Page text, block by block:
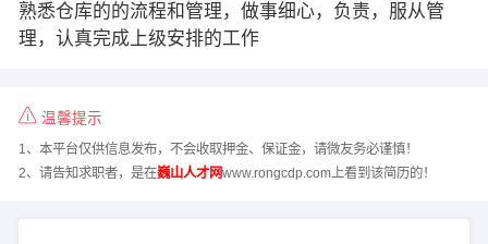
熟悉仓库的的流程和管理，做事细心，负责，服从管
理，认真完成上级安排的工作
温馨提示
1、本平台仅供信息发布，不会收取押金、保证金，请微友务必谨慎！
2、请告知求职者，是在巍山人才网www.rongcdp.com上看到该简历的！